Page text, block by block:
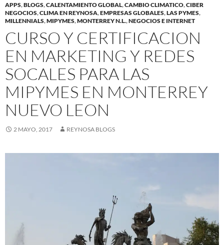
APPS,BLOGS,CALENTAMIENTO GLOBAL,CAMBIO CLIMATICO,CIBER
NEGOCIOS,CLIMA EN REYNOSA,EMPRESAS GLOBALES,LAS PYMES,
MILLENNIALS,MIPYMES,MONTERREY N.L.,NEGOCIOS E INTERNET
CURSO Y CERTIFICACION
EN MARKETING Y REDES
SOCALES PARA LAS
MIPYMES EN MONTERREY
NUEVO LEON
2 MAYO, 2017 REYNOSA BLOGS